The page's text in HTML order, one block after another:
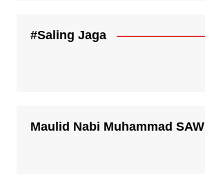
#Saling Jaga
Maulid Nabi Muhammad SAW